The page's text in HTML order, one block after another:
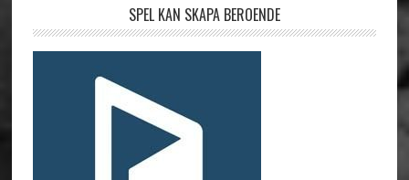
SPEL KAN SKAPA BEROENDE